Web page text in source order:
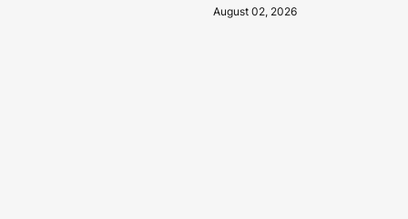
August 02, 2026